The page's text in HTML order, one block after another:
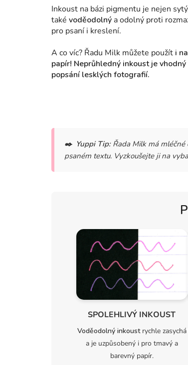
Inkoust na bázi pigmentu je nejen
také voděodolný a odolný proti
pro psaní i kreslení.
A co víc? Řadu Milk můžete použít i
papír! Neprůhledný inkoust je
popsání lesklých fotografií.
✒️ Yuppi Tip: Řada Milk má
psaném textu. Vyzkoušejte ji na
SPOLEHLIVÝ INKOUST
Voděodolný inkoustrychle zasychá
a je uzpůsobený i pro tmavý a
barevný papír.